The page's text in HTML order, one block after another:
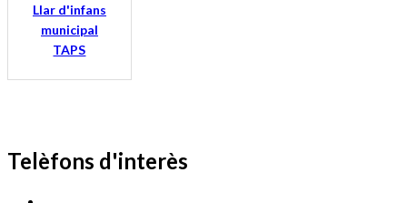
Llar d'infans
municipal
TAPS
Telèfons d'interès